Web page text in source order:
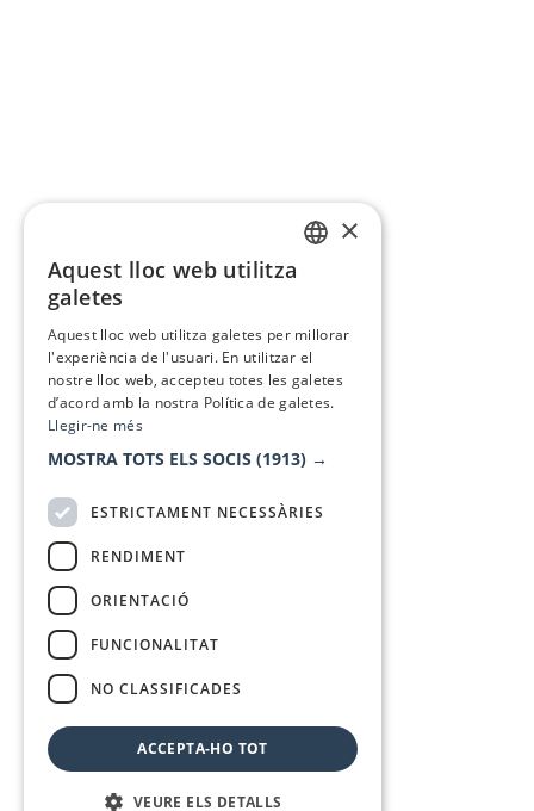
×
Aquest lloc web utilitza
galetes
Aquest lloc web utilitza galetes per millorar
l'experiència de l'usuari. En utilitzar el
nostre lloc web, accepteu totes les galetes
d’acord amb la nostra Política de galetes.
Llegir-ne més
MOSTRA TOTS ELS SOCIS (1913) →
ESTRICTAMENT NECESSÀRIES
RENDIMENT
ORIENTACIÓ
FUNCIONALITAT
NO CLASSIFICADES
ACCEPTA-HO TOT
VEURE ELS DETALLS